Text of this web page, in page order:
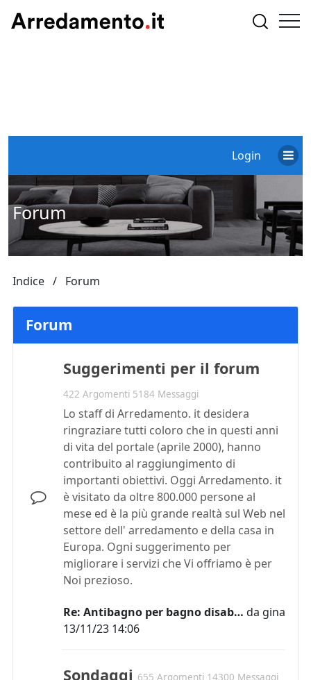
Login
Forum
Indice Forum
Forum
Suggerimenti per il forum
422 Argomenti 5184 Messaggi
Lo staff di Arredamento. it desidera
ringraziare tutti coloro che in questi anni
di vita del portale (aprile 2000), hanno
contribuito al raggiungimento di
importanti obiettivi. Oggi Arredamento. it
è visitato da oltre 800.000 persone al
mese ed è la più grande realtà sul Web nel
settore dell' arredamento e della casa in
Europa. Ogni suggerimento per
migliorare i servizi che Vi offriamo è per
Noi prezioso.
Re: Antibagno per bagno disab… da gina
13/11/23 14:06
Sondaggi 655 Argomenti 14300 Messaggi